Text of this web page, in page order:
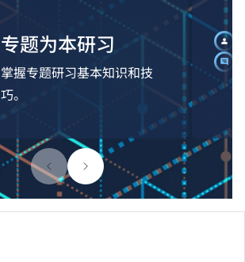
专题为本研习
掌握专题研习基本知识和技
巧。